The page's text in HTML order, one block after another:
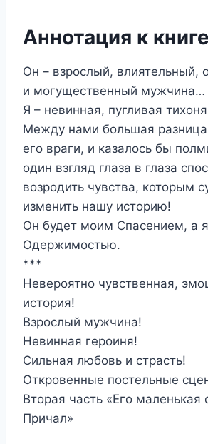
Аннотация к книге
Он – взрослый, влиятельный,
и могущественный мужчина…
Я – невинная, пугливая
Между нами большая разница
его враги, и казалось бы
один взгляд глаза в глаза
возродить чувства, которым
изменить нашу историю!
Он будет моим Спасением, а
Одержимостью.
***
Невероятно чувственная,
история!
Взрослый мужчина!
Невинная героиня!
Сильная любовь и страсть!
Откровенные постельные
Вторая часть «Его
Причал»